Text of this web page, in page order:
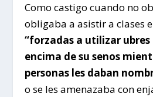
Como castigo cuando no
obligaba a asistir a clases
“forzadas a utilizar ubres
encima de su senos
personas les daban
o se les amenazaba con